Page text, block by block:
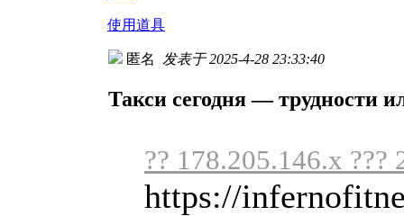
使用道具
匿名 发表于 2025-4-28 23:33:40
Такси сегодня — трудности
?? 178.205.146.x ???
https://